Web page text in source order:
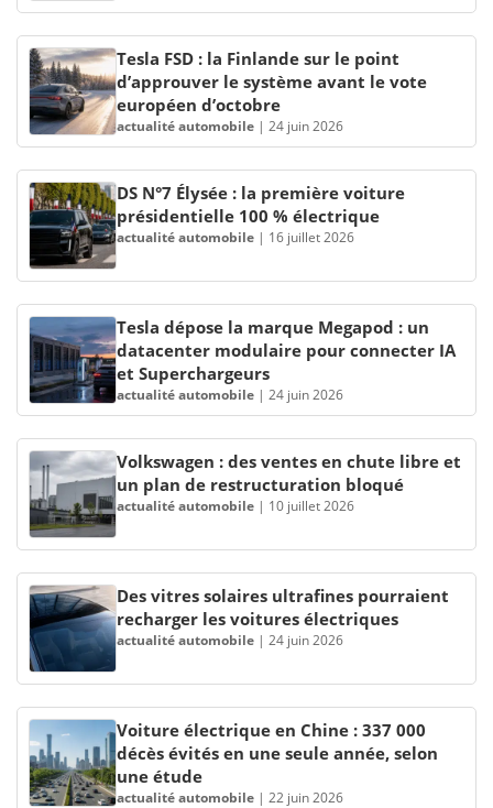
Tesla FSD : la Finlande sur le point
d’approuver le système avant le vote
européen d’octobre
actualité automobile | 24 juin 2026
DS N°7 Élysée : la première voiture
présidentielle 100 % électrique
actualité automobile | 16 juillet 2026
Tesla dépose la marque Megapod : un
datacenter modulaire pour connecter IA
et Superchargeurs
actualité automobile | 24 juin 2026
Volkswagen : des ventes en chute libre et
un plan de restructuration bloqué
actualité automobile | 10 juillet 2026
Des vitres solaires ultrafines pourraient
recharger les voitures électriques
actualité automobile | 24 juin 2026
Voiture électrique en Chine : 337 000
décès évités en une seule année, selon
une étude
actualité automobile | 22 juin 2026